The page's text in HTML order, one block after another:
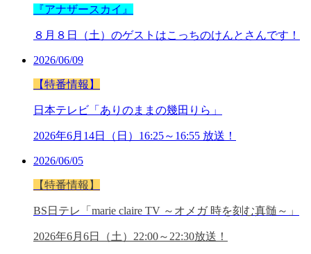
『アナザースカイ』
８月８ 日（土）のゲストはこっちのけんと さんです！
2026/06/09
【特番情報】
日本テレビ「ありのままの幾田りら」
2026年6月14日（日）16:25～16:55 放送！
2026/06/05
【特番情報】
BS日テレ「marie claire TV ～オメガ 時を刻む真髄～」
2026年6月6日（土）22:00～22:30放送！